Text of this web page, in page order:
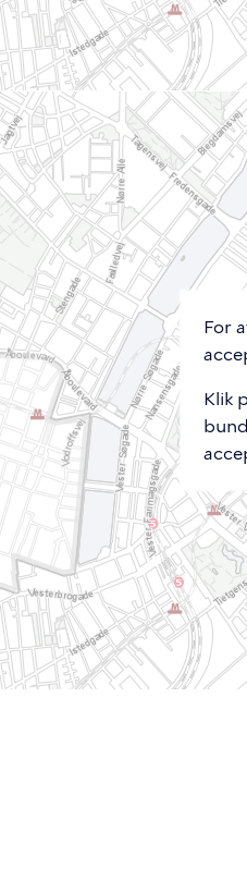
For
Klik